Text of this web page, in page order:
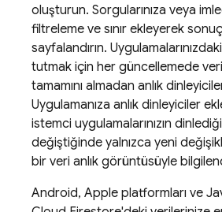
oluşturun. Sorgularınıza veya
filtreleme ve sınır ekleyerek
sayfalandırın.
tutmak için her güncellemede
tamamını almadan anlık
Uygulamanıza anlık dinleyiciler
istemci uygulamalarınızın
değiştiğinde yalnızca yeni
bir veri anlık görüntüsüyle
Android, Apple platformları ve